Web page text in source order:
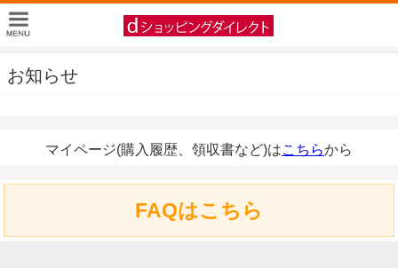
お知らせ
マイページ(購入履歴、領収書など)はこちらから
FAQはこちら